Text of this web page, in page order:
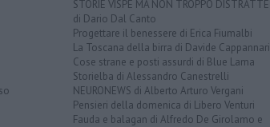
STORIE VISPE MA NON TROPPO DISTRATTE
di Dario Dal Canto
Progettare il benessere di Erica Fiumalbi
La Toscana della birra di Davide Cappannari
Cose strane e posti assurdi di Blue Lama
Storielba di Alessandro Canestrelli
NEURONEWS di Alberto Arturo Vergani
Pensieri della domenica di Libero Venturi
Fauda e balagan di Alfredo De Girolamo e